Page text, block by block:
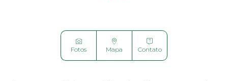

Fotos

Mapa

Contato